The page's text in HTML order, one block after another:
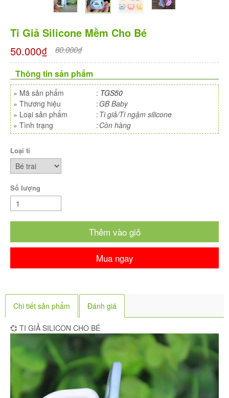
Ti Giả Silicone Mềm Cho Bé
50.000₫
80.000₫
Thông tin sản phẩm
» Mã sản phẩm : TGS50
» Thương hiệu : GB Baby
» Loại sản phẩm : Ti giả/Ti ngậm silicone
» Tình trạng : Còn hàng
Loại ti
Số lượng
Thêm vào giỏ
Mua ngay
Chi tiết sản phẩm Đánh giá
💞 TI GIẢ SILICON CHO BÉ